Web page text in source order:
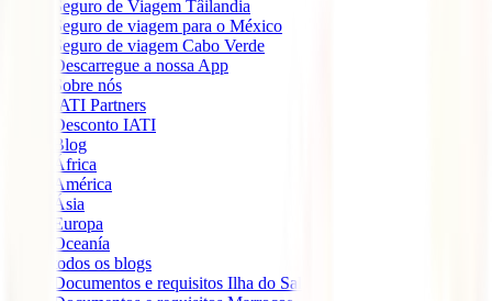
Seguro de Viagem Tâilandia
Seguro de viagem para o México
Seguro de viagem Cabo Verde
Descarregue a nossa App
Sobre nós
IATI Partners
Desconto IATI
Blog
África
América
Ásia
Europa
Oceanía
todos os blogs
Documentos e requisitos Ilha do Sal